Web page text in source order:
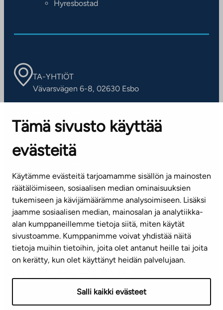
Tämä sivusto käyttää
evästeitä
Käytämme evästeitä tarjoamamme sisällön ja mainosten
räätälöimiseen, sosiaalisen median ominaisuuksien
tukemiseen ja kävijämäärämme analysoimiseen. Lisäksi
jaamme sosiaalisen median, mainosalan ja analytiikka-
alan kumppaneillemme tietoja siitä, miten käytät
sivustoamme. Kumppanimme voivat yhdistää näitä
tietoja muihin tietoihin, joita olet antanut heille tai joita
on kerätty, kun olet käyttänyt heidän palvelujaan.
Salli kaikki evästeet
Hyresbostad
TA-YHTIÖT
Vävarsvägen 6-8, 02630 Esbo
Kontaktinformation
KUNDSERVICE
(vardagar kl. 8–16)
info@ta.fi
Nyhetsbrev (på finska)